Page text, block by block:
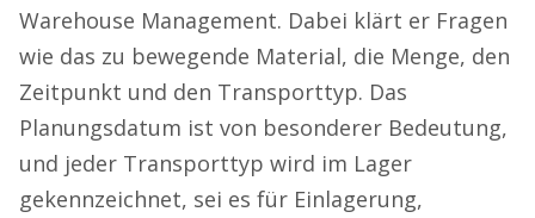
Warehouse Management. Dabei klärt er Fragen
wie das zu bewegende Material, die Menge, den
Zeitpunkt und den Transporttyp. Das
Planungsdatum ist von besonderer Bedeutung,
und jeder Transporttyp wird im Lager
gekennzeichnet, sei es für Einlagerung,